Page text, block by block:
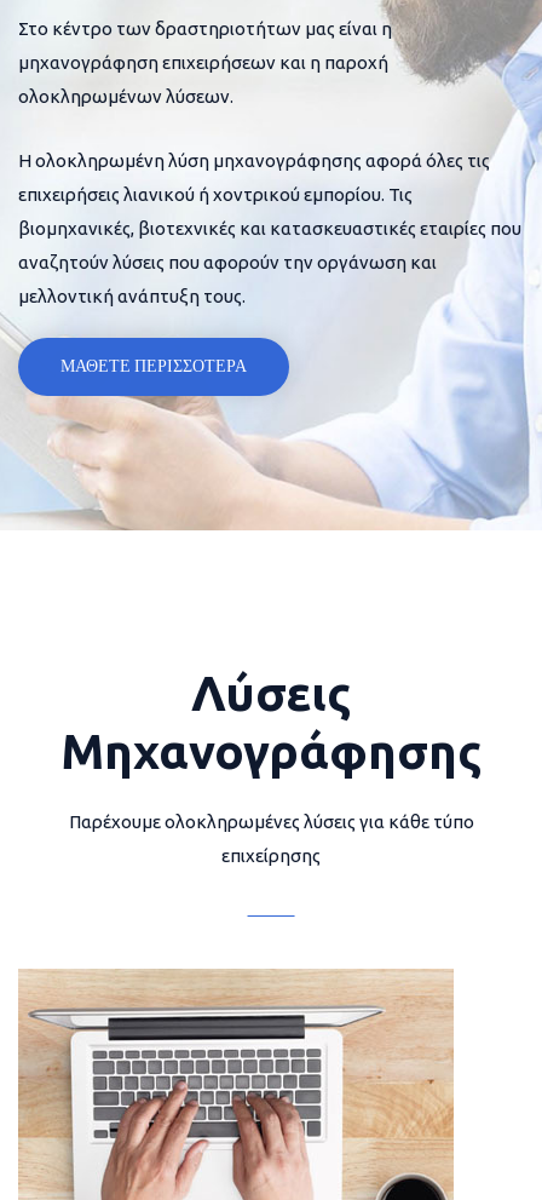
Στο κέντρο των δραστηριοτήτων μας είναι η
μηχανογράφηση επιχειρήσεων και η παροχή
ολοκληρωμένων λύσεων.
Η ολοκληρωμένη λύση μηχανογράφησης αφορά όλες τις
επιχειρήσεις λιανικού ή χοντρικού εμπορίου. Τις
βιομηχανικές, βιοτεχνικές και κατασκευαστικές εταιρίες που
αναζητούν λύσεις που αφορούν την οργάνωση και
μελλοντική ανάπτυξη τους.
ΜΑΘΕΤΕ ΠΕΡΙΣΣΟΤΕΡΑ
Λύσεις
Μηχανογράφησης
Παρέχουμε ολοκληρωμένες λύσεις για κάθε τύπο
επιχείρησης